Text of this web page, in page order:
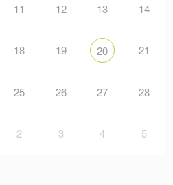
11 12 13 14
18 19 20 21
25 26 27 28
2 3 4 5